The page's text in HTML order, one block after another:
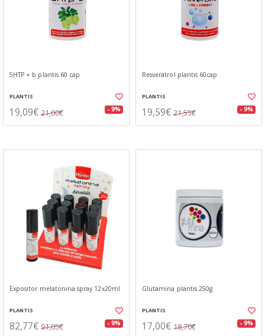
5HTP + b plantis 60 cap
PLANTIS
19,09€ 21,00€ - 9%
Resveratrol plantis 60cap
PLANTIS
19,59€ 21,55€ - 9%
Expositor melatonina spray 12x20ml
PLANTIS
82,77€ 91,05€ - 9%
Glutamina plantis 250g
PLANTIS
17,00€ 18,70€ - 9%